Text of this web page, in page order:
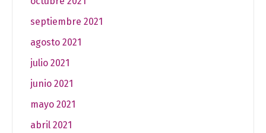
septiembre 2021
agosto 2021
julio 2021
junio 2021
mayo 2021
abril 2021